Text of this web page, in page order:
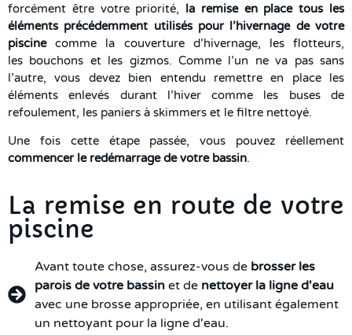
forcément être votre priorité, la remise en place tous les
éléments précédemment utilisés pour l’hivernage de votre
piscinecomme la couverture d’hivernage, les flotteurs,
les bouchons et les gizmos. Comme l’un ne va pas sans
l’autre, vous devez bien entendu remettre en place les
éléments enlevés durant l’hiver comme les buses de
refoulement, les paniers à skimmers et le filtre nettoyé.
Une fois cette étape passée, vous pouvez réellement
commencer le redémarrage de votre bassin.
La remise en route de votre
piscine
Avant toute chose, assurez-vous de brosser les
parois de votre bassin et de nettoyer la ligne d'eau
avec une brosse appropriée, en utilisant également
un nettoyant pour la ligne d'eau.